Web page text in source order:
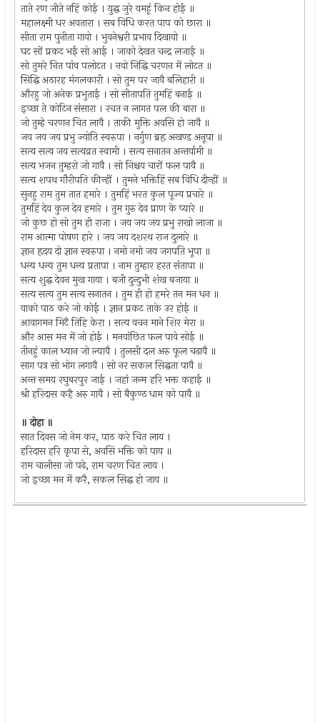
ताते रण जीते नहिं कोई । युद्घ जुरे यमहूं किन होई ॥
महालक्ष्मी धर अवतारा । सब विधि करत पाप को छारा ॥
सीता राम पुनीता गायो । भुवनेश्वरी प्रभाव दिखायो ॥
घट सों प्रकट भई सो आई । जाको देखत चन्द्र लजाई ॥
सो तुमरे नित पांव पलोटत । नवो निद्घि चरणन में लोटत ॥
सिद्घि अठारह मंगलकारी । सो तुम पर जावै बलिहारी ॥
औरहु जो अनेक प्रभुताई । सो सीतापति तुमहिं बनाई ॥
इच्छा ते कोटिन संसारा । रचत न लागत पल की बारा ॥
जो तुम्हे चरणन चित लावै । ताकी मुक्ति अवसि हो जावै ॥
जय जय जय प्रभु ज्योति स्वरुपा । नर्गुण ब्रहृ अखण्ड अनूपा ॥
सत्य सत्य जय सत्यव्रत स्वामी । सत्य सनातन अन्तर्यामी ॥
सत्य भजन तुम्हरो जो गावै । सो निश्चय चारों फल पावै ॥
सत्य शपथ गौरीपति कीन्हीं । तुमने भक्तिहिं सब विधि दीन्हीं ॥
सुनहु राम तुम तात हमारे । तुमहिं भरत कुल पूज्य प्रचारे ॥
तुमहिं देव कुल देव हमारे । तुम गुरु देव प्राण के प्यारे ॥
जो कुछ हो सो तुम ही राजा । जय जय जय प्रभु राखो लाजा ॥
राम आत्मा पोषण हारे । जय जय दशरथ राज दुलारे ॥
ज्ञान हृदय दो ज्ञान स्वरुपा । नमो नमो जय जगपति भूपा ॥
धन्य धन्य तुम धन्य प्रतापा । नाम तुम्हार हरत संतापा ॥
सत्य शुद्घ देवन मुख गाया । बजी दुन्दुभी शंख बजाया ॥
सत्य सत्य तुम सत्य सनातन । तुम ही हो हमरे तन मन धन ॥
याको पाठ करे जो कोई । ज्ञान प्रकट ताके उर होई ॥
आवागमन मिटै तिहि केरा । सत्य वचन माने शिर मेरा ॥
और आस मन में जो होई । मनवांछित फल पावे सोई ॥
तीनहुं काल ध्यान जो ल्यावै । तुलसी दल अरु फूल चढ़ावै ॥
साग पत्र सो भोग लगावै । सो नर सकल सिद्घता पावै ॥
अन्त समय रघुबरपुर जाई । जहां जन्म हरि भक्त कहाई ॥
श्री हरिदास कहै अरु गावै । सो बैकुण्ठ धाम को पावै ॥
॥ दोहा ॥
सात दिवस जो नेम कर, पाठ करे चित लाय ।
हरिदास हरि कृपा से, अवसि भक्ति को पाय ॥
राम चालीसा जो पढ़े, राम चरण चित लाय ।
जो इच्छा मन में करै, सकल सिद्घ हो जाय ॥